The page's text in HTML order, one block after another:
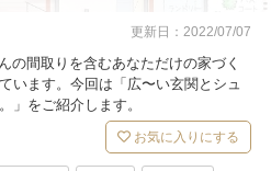
更新日：2022/07/07
の間取りを含むあなただけの家づく
います。今回は「広〜い玄関とシュ
」をご紹介します。
お気に入りにする